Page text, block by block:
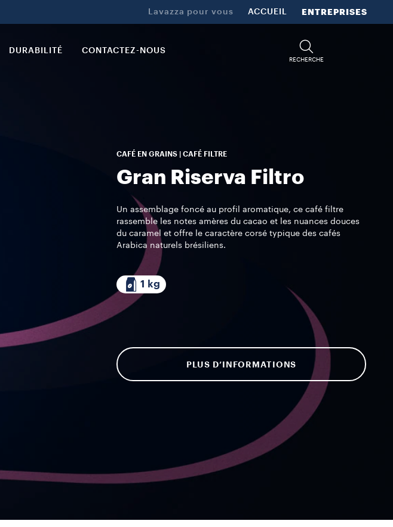
Lavazza pour vous ACCUEIL ENTREPRISES
DURABILITÉ CONTACTEZ-NOUS
RECHERCHE
CAFÉ EN GRAINS | CAFÉ FILTRE
Gran Riserva Filtro
Un assemblage foncé au profil aromatique, ce café filtre
rassemble les notes amères du cacao et les nuances douces
du caramel et offre le caractère corsé typique des cafés
Arabica naturels brésiliens.
1 kg
PLUS D’INFORMATIONS